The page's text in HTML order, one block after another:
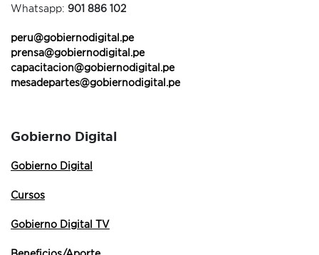
Whatsapp: 901 886 102
peru@gobiernodigital.pe
prensa@gobiernodigital.pe
capacitacion@gobiernodigital.pe
mesadepartes@gobiernodigital.pe
Gobierno Digital
Gobierno Digital
Cursos
Gobierno Digital TV